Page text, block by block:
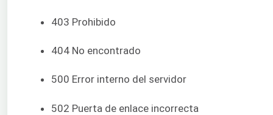
403 Prohibido
404 No encontrado
500 Error interno del servidor
502 Puerta de enlace incorrecta